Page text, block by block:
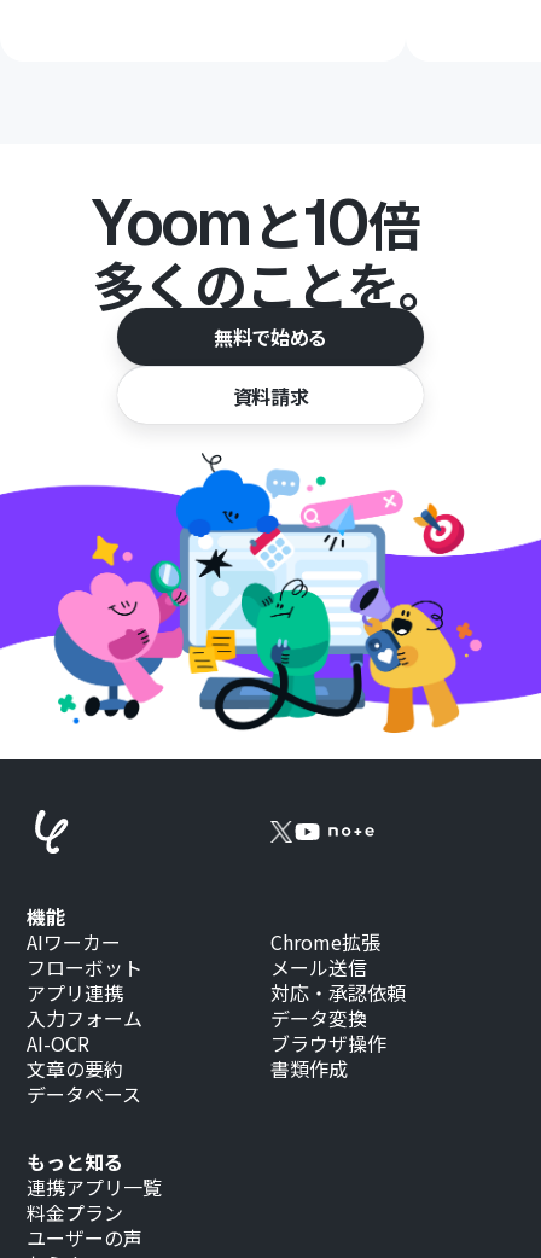
Yoomと10倍
多くのことを。
無料で始める
資料請求
もっと知る
連携アプリ一覧
料金プラン
ユーザーの声
機能
AIワーカー
フローボット
アプリ連携
入力フォーム
AI-OCR
文章の要約
データベース
Chrome拡張
メール送信
対応・承認依頼
データ変換
ブラウザ操作
書類作成